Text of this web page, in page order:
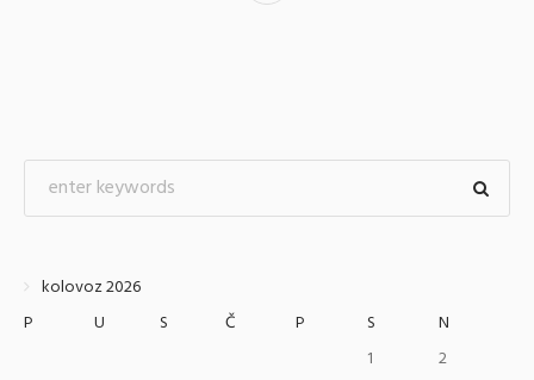
kolovoz 2026
P
U S Č P S
N
1
2